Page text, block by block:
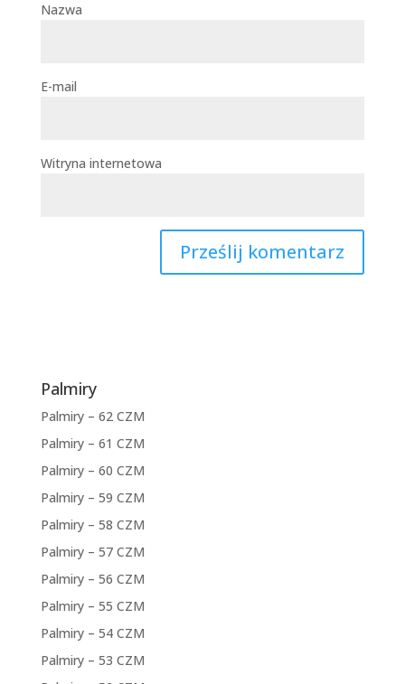
Nazwa
E-mail
Witryna internetowa
Palmiry
Palmiry – 62 CZM
Palmiry – 61 CZM
Palmiry – 60 CZM
Palmiry – 59 CZM
Palmiry – 58 CZM
Palmiry – 57 CZM
Palmiry – 56 CZM
Palmiry – 55 CZM
Palmiry – 54 CZM
Palmiry – 53 CZM